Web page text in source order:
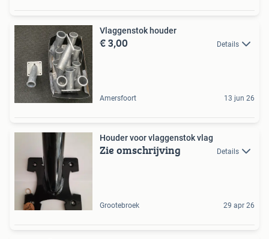
Vlaggenstok houder
€ 3,00 Details
Amersfoort 13 jun 26
Houder voor vlaggenstok vlag
Zie omschrijving Details
Grootebroek 29 apr 26